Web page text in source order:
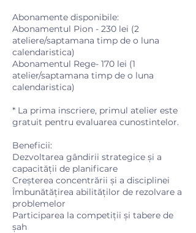
Abonamente disponibile:
Abonamentul Pion - 230 lei (2
ateliere/saptamana timp de o luna
calendaristica)
Abonamentul Rege- 170 lei (1
atelier/saptamana timp de o luna
calendaristica)
* La prima inscriere, primul atelier este
gratuit pentru evaluarea cunostintelor.
​Beneficii:
Dezvoltarea gândirii strategice și a
capacității de planificare
Creșterea concentrării și a disciplinei
Îmbunătățirea abilităților de rezolvare a
problemelor
Participarea la competiții și tabere de
șah